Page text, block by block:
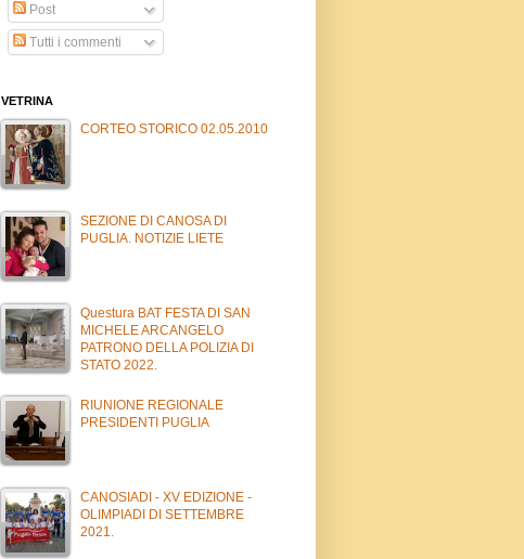
Post
Tutti i commenti
VETRINA
CORTEO STORICO 02.05.2010
SEZIONE DI CANOSA DI
PUGLIA. NOTIZIE LIETE
Questura BAT FESTA DI SAN
MICHELE ARCANGELO
PATRONO DELLA POLIZIA DI
STATO 2022.
RIUNIONE REGIONALE
PRESIDENTI PUGLIA
CANOSIADI - XV EDIZIONE -
OLIMPIADI DI SETTEMBRE
2021.